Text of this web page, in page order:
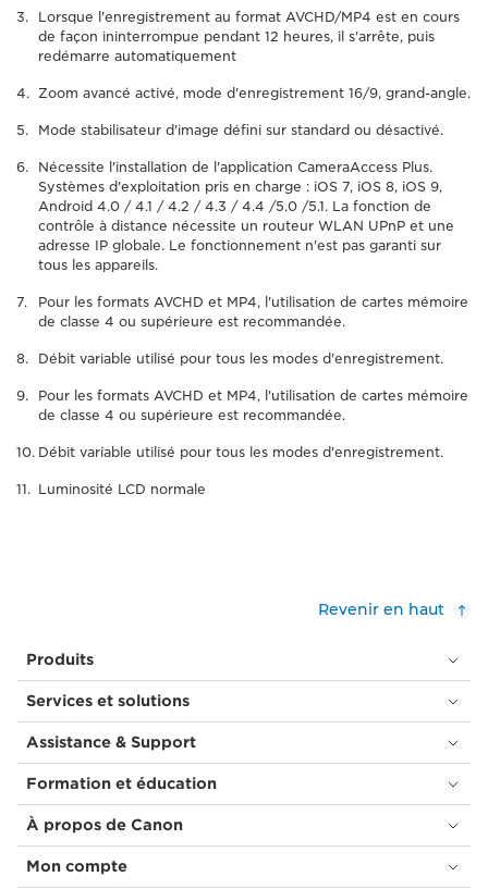
Lorsque l'enregistrement au format AVCHD/MP4 est en cours
de façon ininterrompue pendant 12 heures, il s'arrête, puis
redémarre automatiquement
Zoom avancé activé, mode d'enregistrement 16/9, grand-angle.
Mode stabilisateur d'image défini sur standard ou désactivé.
Nécessite l'installation de l'application CameraAccess Plus.
Systèmes d'exploitation pris en charge : iOS 7, iOS 8, iOS 9,
Android 4.0 / 4.1 / 4.2 / 4.3 / 4.4 /5.0 /5.1. La fonction de
contrôle à distance nécessite un routeur WLAN UPnP et une
adresse IP globale. Le fonctionnement n'est pas garanti sur
tous les appareils.
Pour les formats AVCHD et MP4, l'utilisation de cartes mémoire
de classe 4 ou supérieure est recommandée.
Débit variable utilisé pour tous les modes d'enregistrement.
Pour les formats AVCHD et MP4, l'utilisation de cartes mémoire
de classe 4 ou supérieure est recommandée.
Débit variable utilisé pour tous les modes d'enregistrement.
Luminosité LCD normale
Revenir en haut
Produits
Services et solutions
Assistance & Support
Formation et éducation
À propos de Canon
Mon compte